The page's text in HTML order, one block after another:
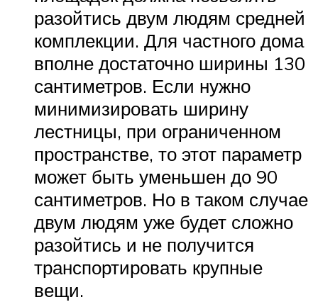
разойтись двум людям средней
комплекции. Для частного дома
вполне достаточно ширины 130
сантиметров. Если нужно
минимизировать ширину
лестницы, при ограниченном
пространстве, то этот параметр
может быть уменьшен до 90
сантиметров. Но в таком случае
двум людям уже будет сложно
разойтись и не получится
транспортировать крупные
вещи.